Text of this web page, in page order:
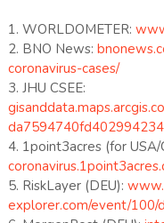
1. WORLDOMETER:
2. BNO News:
coronavirus-cases/
3. JHU CSEE:
4. 1point3acres (for USA/
5. RiskLayer (DEU):
explorer.com/event/100/